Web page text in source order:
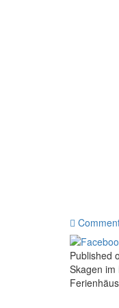
Published
Skagen